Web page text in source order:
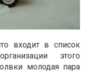
входит в список
этого
молодая пара